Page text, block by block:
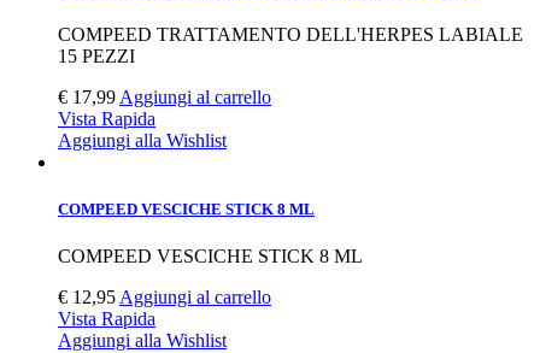
COMPEED TRATTAMENTO DELL'HERPES LABIALE
15 PEZZI
€ 17,99 Aggiungi al carrello
Vista Rapida
Aggiungi alla Wishlist
COMPEED VESCICHE STICK 8 ML
COMPEED VESCICHE STICK 8 ML
€ 12,95 Aggiungi al carrello
Vista Rapida
Aggiungi alla Wishlist